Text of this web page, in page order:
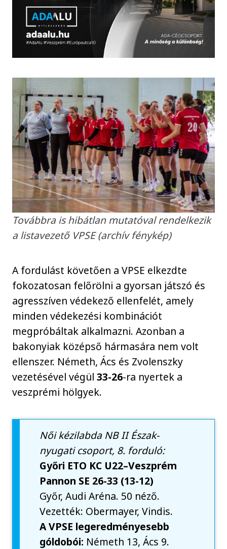
Továbbra is hibátlan mutatóval rendelkezik
a listavezető VPSE (archív fénykép)
A fordulást követően a VPSE elkezdte
fokozatosan felőrölni a gyorsan játszó és
agresszíven védekező ellenfelét, amely
minden védekezési kombinációt
megpróbáltak alkalmazni. Azonban a
bakonyiak középső hármasára nem volt
ellenszer. Németh, Ács és Zvolenszky
vezetésével végül33-26-ra nyertek a
veszprémi hölgyek.
Női kézilabda NB II Észak-
nyugati csoport, 8. forduló:
Győri ETO KC U22–Veszprém
Pannon SE 26-33 (13-12)
Győr, Audi Aréna. 50 néző.
Vezették: Obermayer, Vindis.
A VPSE legeredményesebb
góldobói: Németh 13, Ács 9.